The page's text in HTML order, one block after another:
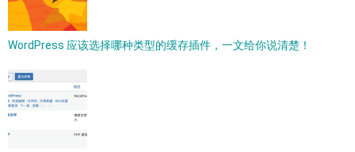
WordPress 应该选择哪种类型的缓存插件，一文给你说清楚！